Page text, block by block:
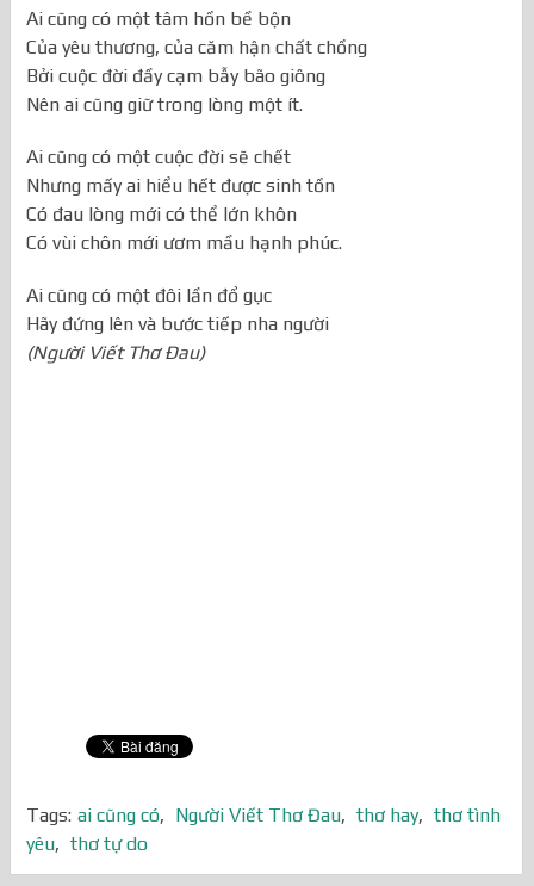
Ai cũng có một tâm hồn bề bộn
Của yêu thương, của căm hận chất chồng
Bởi cuộc đời đầy cạm bẫy bão giông
Nên ai cũng giữ trong lòng một ít.
Ai cũng có một cuộc đời sẽ chết
Nhưng mấy ai hiểu hết được sinh tồn
Có đau lòng mới có thể lớn khôn
Có vùi chôn mới ươm mầu hạnh phúc.
Ai cũng có một đôi lần đổ gục
Hãy đứng lên và bước tiếp nha người
(Người Viết Thơ Đau)
Tags: ai cũng có, Người Viết Thơ Đau, thơ hay, thơ tình
yêu, thơ tự do